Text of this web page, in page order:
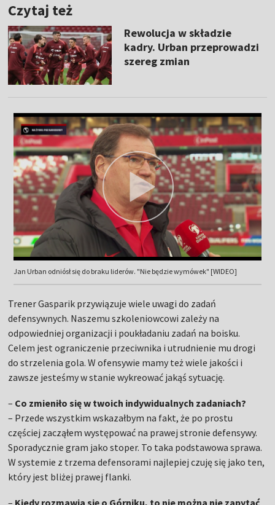
Czytaj też
Rewolucja w składzie
kadry. Urban przeprowadzi
szereg zmian
Jan Urban odniósł się do braku liderów. "Nie będzie wymówek" [WIDEO]
Trener Gasparik przywiązuje wiele uwagi do zadań
defensywnych. Naszemu szkoleniowcowi zależy na
odpowiedniej organizacji i poukładaniu zadań na boisku.
Celem jest ograniczenie przeciwnika i utrudnienie mu drogi
do strzelenia gola. W ofensywie mamy też wiele jakości i
zawsze jesteśmy w stanie wykreować jakąś sytuację.
– Co zmieniło się w twoich indywidualnych zadaniach?
– Przede wszystkim wskazałbym na fakt, że po prostu
częściej zacząłem występować na prawej stronie defensywy.
Sporadycznie gram jako stoper. To taka podstawowa sprawa.
W systemie z trzema defensorami najlepiej czuję się jako ten,
który jest bliżej prawej flanki.
– Kiedy rozmawia się o Górniku, to nie można nie zapytać